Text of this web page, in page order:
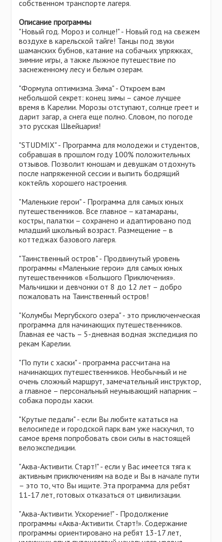
собственном транспорте лагеря.
Описание программы
"Новый год. Мороз и солнце!" - Новый год на свежем
воздухе в карельской тайге! Танцы под звуки
шаманских бубнов, катание на собачьих упряжках,
зимние игры, а также лыжное путешествие по
заснеженному лесу и белым озерам.
"Формула оптимизма. Зима" - Откроем вам
небольшой секрет: конец зимы – самое лучшее
время в Карелии. Морозы отступают, солнце греет и
дарит загар, а снега еще полно. Словом, по погоде
это русская Швейцария!
"STUDMIX" - Программа для молодежи и студентов,
собравшая в прошлом году 100% положительных
отзывов. Позволит юношам и девушкам отдохнуть
после напряженной сессии и выпить бодрящий
коктейль хорошего настроения.
"Маленькие герои" - Программа для самых юных
путешественников. Все главное – катамараны,
костры, палатки – сохранено и адаптировано под
младший школьный возраст. Размещение – в
коттеджах базового лагеря.
"Таинственный остров" - Продвинутый уровень
программы «Маленькие герои» для самых юных
путешественников «Большого Приключения».
Мальчишки и девчонки от 8 до 12 лет – добро
пожаловать на Таинственный остров!
"Колумбы Мергубского озера" - это приключенческая
программа для начинающих путешественников.
Главная ее часть – 5-дневная водная экспедиция по
рекам Карелии.
"По пути с хаски" - программа рассчитана на
начинающих путешественников. Необычный и не
очень сложный маршрут, замечательный инструктор,
а главное – персональный неунывающий напарник –
собака породы хаски.
"Крутые педали" - если Вы любите кататься на
велосипеде и городской парк вам уже наскучил, то
самое время попробовать свои силы в настоящей
велоэкспедиции.
"Аква-Активити. Старт!" - если у Вас имеется тяга к
активным приключениям на воде и Вы в начале пути
– это то, что Вы ищите. Эта программа для ребят
11-17 лет, готовых отказаться от цивилизации.
"Аква-Активити. Ускорение!" - Продолжение
программы «Аква-Активити. Старт!». Содержание
программы ориентировано на ребят 13-17 лет,